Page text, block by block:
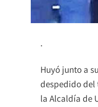
.
Huyó junto a
despedido del
la Alcaldía de